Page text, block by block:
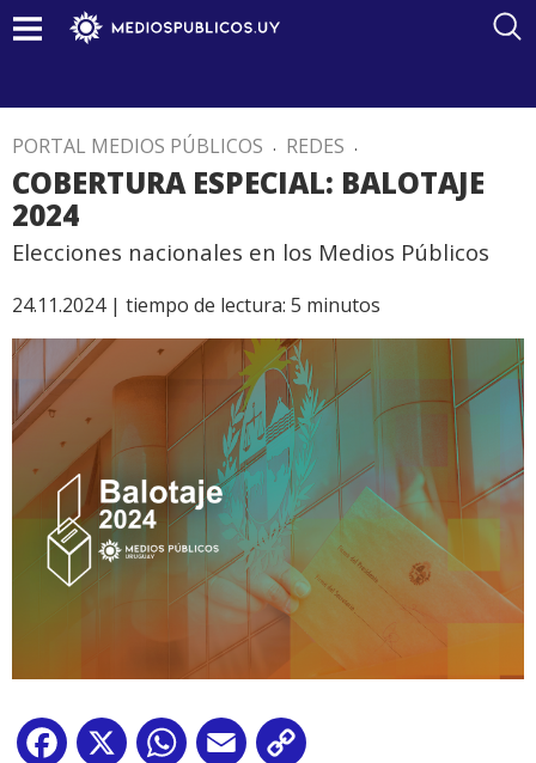
PORTAL MEDIOS PÚBLICOS . REDES .
COBERTURA ESPECIAL: BALOTAJE
2024
Elecciones nacionales en los Medios Públicos
24.11.2024 | tiempo de lectura: 5 minutos
Facebook
X WhatsApp
Email